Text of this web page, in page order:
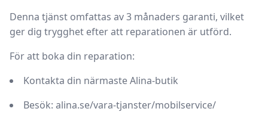
Denna tjänst omfattas av3 månaders garanti, vilket
ger dig trygghet efter att reparationen är utförd.
För att boka din reparation:
Kontakta din närmaste Alina-butik
Besök: alina.se/vara-tjanster/mobilservice/